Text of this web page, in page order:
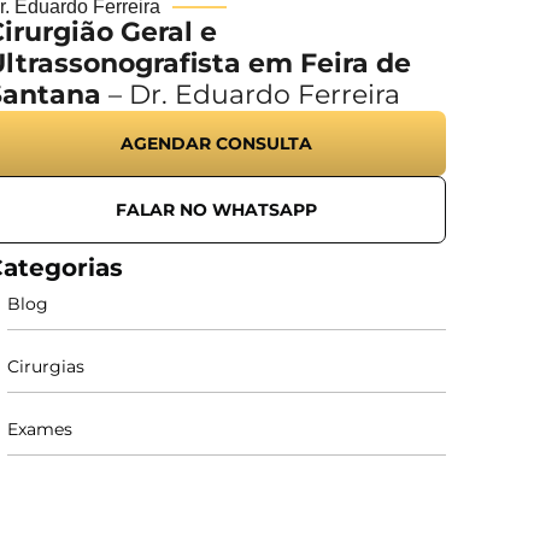
Eduardo Ferreira
Geral e
em Feira de
– Dr. Eduardo Ferreira
AGENDAR CONSULTA
FALAR NO WHATSAPP
Blog
Cirurgias
Exames